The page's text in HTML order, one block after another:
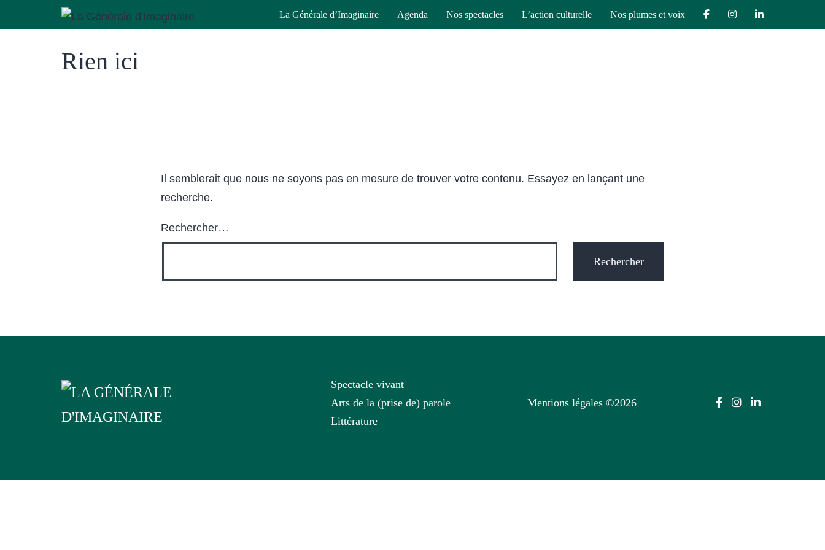
Générale
d'Imaginaire
La Générale d’Imaginaire Agenda Nos spectacles L’action culturelle Nos plumes et voix
Rien ici
Il semblerait que nous ne soyons pas en mesure de trouver votre contenu. Essayez en lançant une
recherche.
Rechercher…
Spectacle vivant
Arts de la (prise de) parole
Littérature
Mentions légales©2026